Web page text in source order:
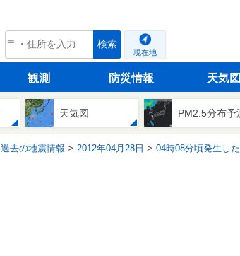
tenki.jp 検索
現在地
観測 防災情報 天気図
天気図 PM2.5分布予
過去の地震情報 2012年04月28日 04時08分頃発生し